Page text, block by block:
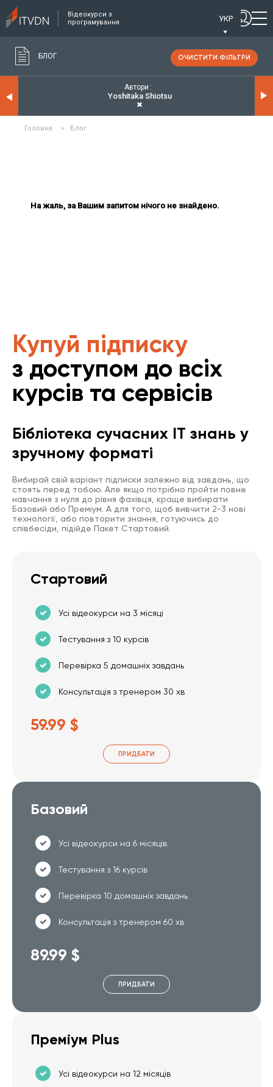
Відеокурси з
програмування
УКР
БЛОГ ОЧИСТИТИ ФІЛЬТРИ
Автори
Yoshitaka Shiotsu
✖
Головна > Блог
На жаль, за Вашим запитом нічого не знайдено.
Купуй підписку
з доступом до всіх
курсів та сервісів
Бібліотека сучасних IT знань у
зручному форматі
Вибирай свій варіант підписки залежно від завдань, що
стоять перед тобою. Але якщо потрібно пройти повне
навчання з нуля до рівня фахівця, краще вибирати
Базовий або Преміум. А для того, щоб вивчити 2-3 нові
технології, або повторити знання, готуючись до
співбесіди, підійде Пакет Стартовий.
Стартовий
Усі відеокурси на 3 місяці
Тестування з 10 курсів
Перевірка 5 домашніх завдань
Консультація з тренером 30 хв
59.99 $
ПРИДБАТИ
Базовий
Усі відеокурси на 6 місяців
Тестування з 16 курсів
Перевірка 10 домашніх завдань
Консультація з тренером 60 хв
89.99 $
ПРИДБАТИ
Преміум Plus
Усі відеокурси на 12 місяців